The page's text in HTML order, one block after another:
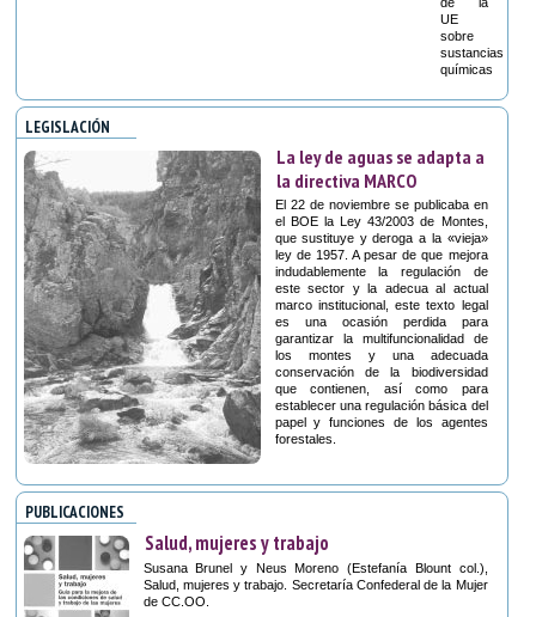
UE
sobre
sustancias
químicas
LEGISLACIÓN
La ley de aguas se adapta a
la directiva MARCO
El 22 de noviembre se publicaba en
el BOE la Ley 43/2003 de Montes,
que sustituye y deroga a la «vieja»
ley de 1957. A pesar de que mejora
indudablemente la regulación de
este sector y la adecua al actual
marco institucional, este texto legal
es una ocasión perdida para
garantizar la multifuncionalidad de
los montes y una adecuada
conservación de la biodiversidad
que contienen, así como para
establecer una regulación básica del
papel y funciones de los agentes
forestales.
PUBLICACIONES
Salud, mujeres y trabajo
Susana Brunel y Neus Moreno (Estefanía Blount col.),
Salud, mujeres y trabajo. Secretaría Confederal de la Mujer
de CC.OO.